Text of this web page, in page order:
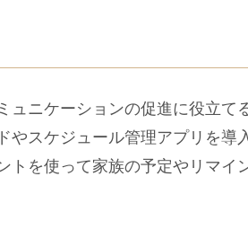
ニケーションの促進に役立て
やスケジュール管理アプリを導
を使って家族の予定やリマイ